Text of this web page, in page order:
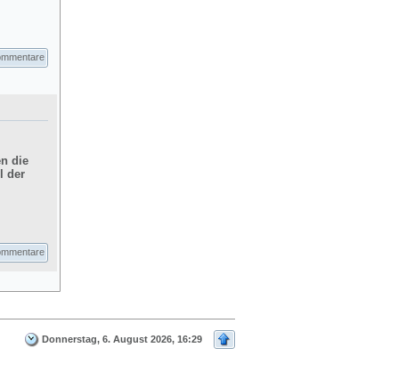
die
der
Donnerstag, 6. August 2026, 16:29